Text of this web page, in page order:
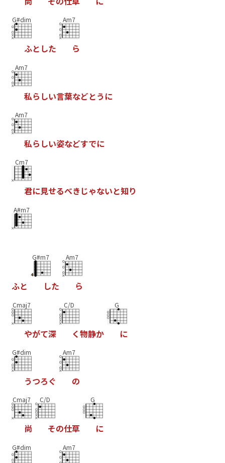
G#dim
ふと した
Am7
ら
Am7
私ら しい言葉などとう に
Am7
私ら しい姿などすでに
Cm7
君に見せるべき じゃないと知り
A#m7
ふと
G#m7
した
Am7
ら
Cmaj7
やがて深
C/D
く物静か
G
に
G#dim
うつろぐ
Am7
の
Cmaj7
尚
C/D
その仕草
G
に
G#dim Am7